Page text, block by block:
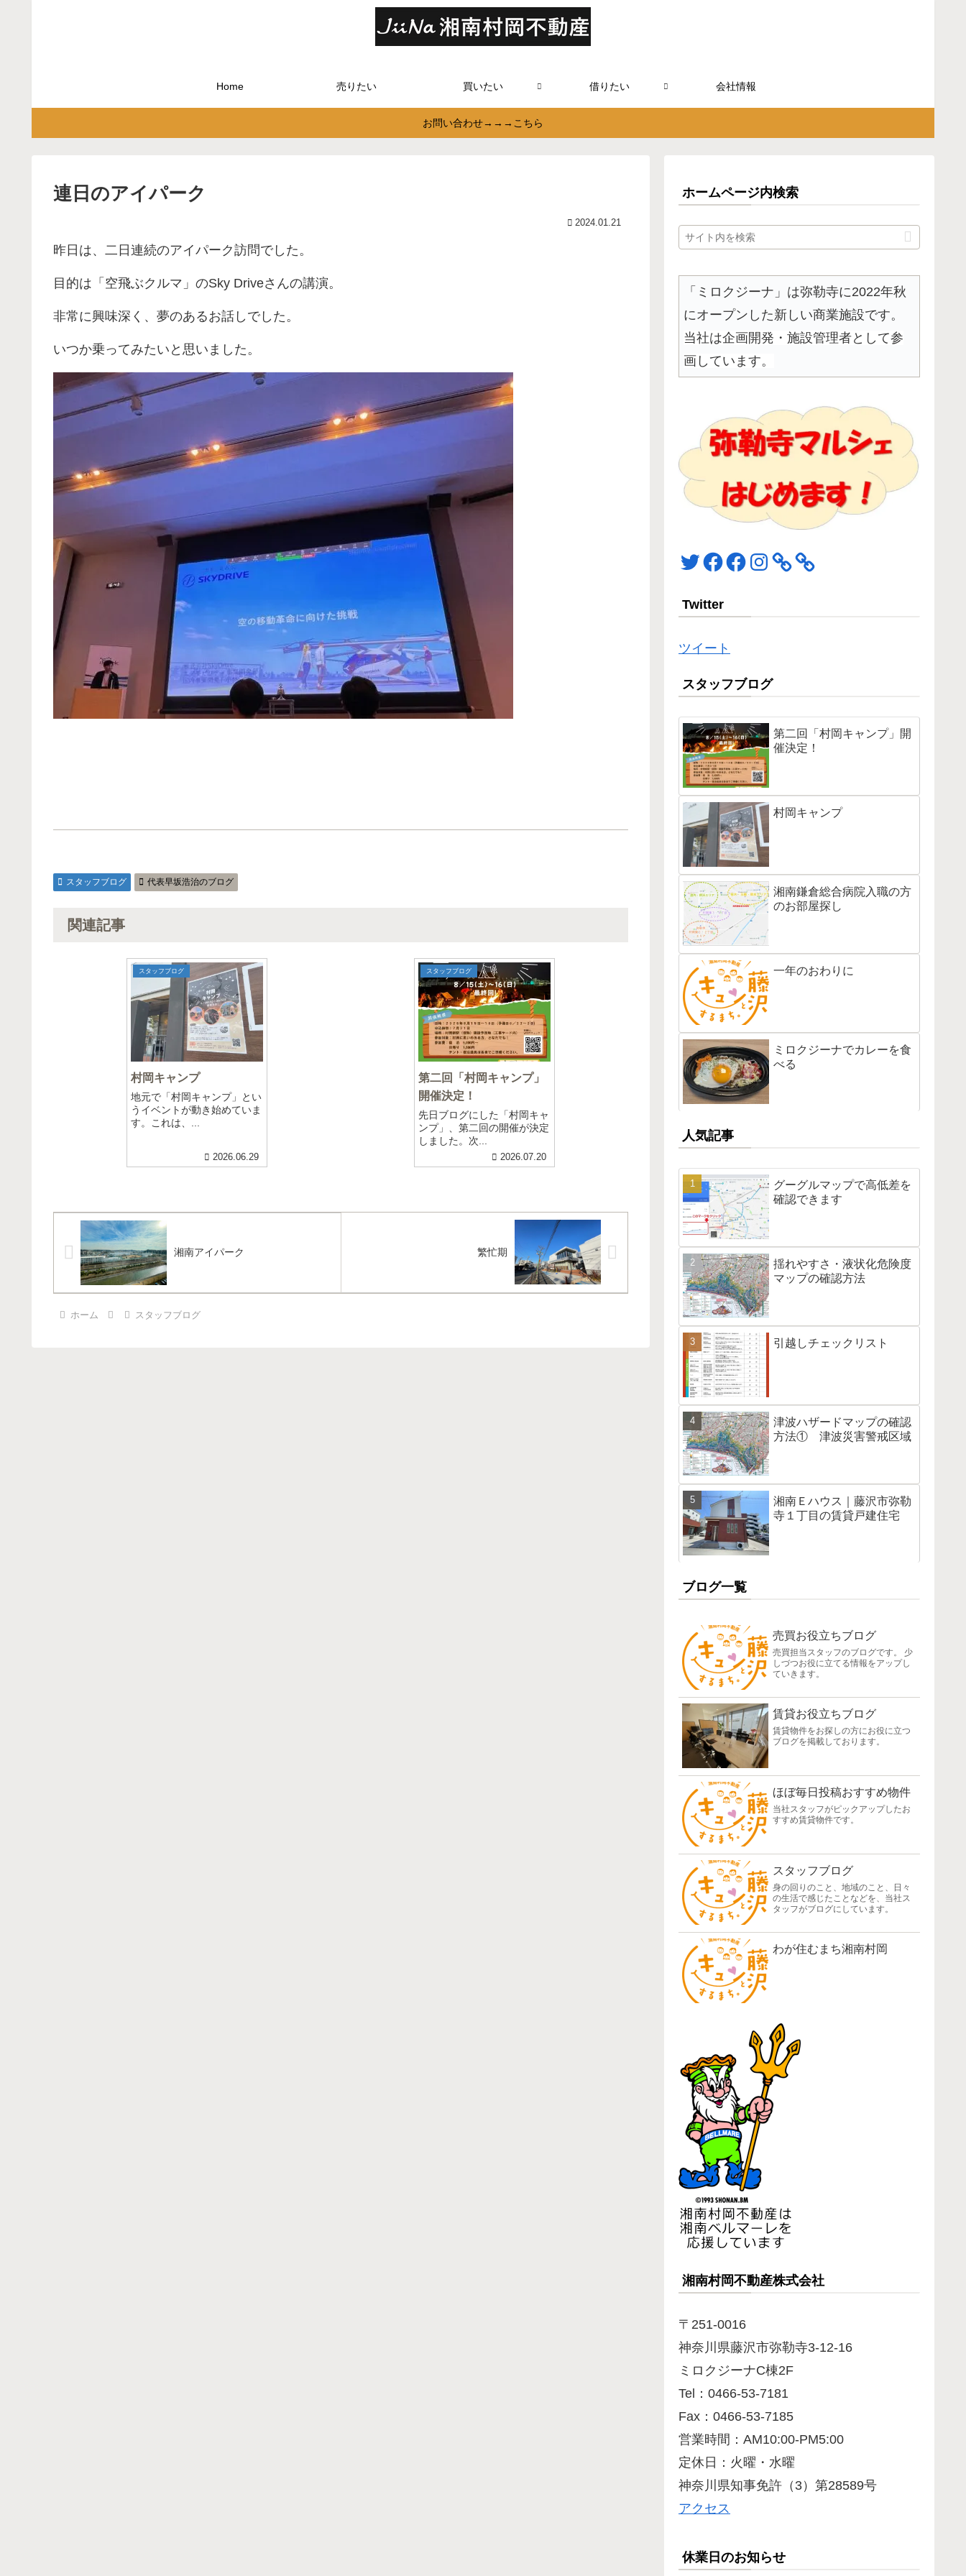
Home 売りたい 買いたい 借りたい 会社情報
お問い合わせ→→→こちら
連日のアイパーク
2024.01.21
昨日は、二日連続のアイパーク訪問でした。
目的は「空飛ぶクルマ」のSky Driveさんの講演。
非常に興味深く、夢のあるお話しでした。
いつか乗ってみたいと思いました。
スタッフブログ 代表早坂浩治のブログ
関連記事
スタッフブログ
村岡キャンプ
地元で「村岡キャンプ」とい
うイベントが動き始めていま
す。これは、...
2026.06.29
スタッフブログ
第二回「村岡キャンプ」
開催決定！
先日ブログにした「村岡キャ
ンプ」、第二回の開催が決定
しました。次...
2026.07.20
湘南アイパーク 繁忙期
ホーム スタッフブログ
ホームページ内検索
「ミロクジーナ」は弥勒寺に2022年秋
にオープンした新しい商業施設です。
当社は企画開発・施設管理者として参
画しています。
TwitterFacebook
Facebook
Instagram
Twitter
ツイート
スタッフブログ
第二回「村岡キャンプ」開
催決定！
村岡キャンプ
湘南鎌倉総合病院入職の方
のお部屋探し
一年のおわりに
ミロクジーナでカレーを食
べる
人気記事
グーグルマップで高低差を
確認できます
揺れやすさ・液状化危険度
マップの確認方法
引越しチェックリスト
津波ハザードマップの確認
方法① 津波災害警戒区域
湘南Ｅハウス｜藤沢市弥勒
寺１丁目の賃貸戸建住宅
ブログ一覧
売買お役立ちブログ
売買担当スタッフのブログです。 少
しづつお役に立てる情報をアップし
ていきます。
賃貸お役立ちブログ
賃貸物件をお探しの方にお役に立つ
ブログを掲載しております。
ほぼ毎日投稿おすすめ物件
当社スタッフがピックアップしたお
すすめ賃貸物件です。
スタッフブログ
身の回りのこと、地域のこと、日々
の生活で感じたことなどを、当社ス
タッフがブログにしています。
わが住むまち湘南村岡
湘南村岡不動産株式会社
〒251-0016
神奈川県藤沢市弥勒寺3-12-16
ミロクジーナC棟2F
Tel：0466-53-7181
Fax：0466-53-7185
営業時間：AM10:00-PM5:00
定休日：火曜・水曜
神奈川県知事免許（3）第28589号
アクセス
休業日のお知らせ